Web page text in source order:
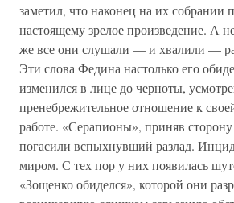
заметил, что наконец на их собрании
настоящему зрелое произведение. А
же все они слушали — и хвалили —
Эти слова Федина настолько его
изменился в лице до черноты,
пренебрежительное отношение к
работе. «Серапионы», приняв
погасили вспыхнувший разлад.
миром. С тех пор у них появилась
«Зощенко обиделся», которой они